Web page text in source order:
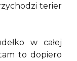
terier
w całej
to dopiero